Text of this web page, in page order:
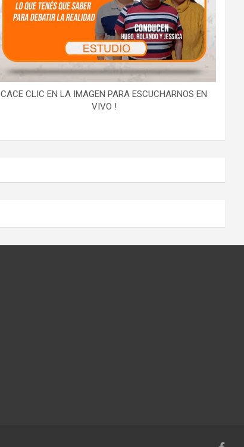
CACE CLIC EN LA IMAGEN PARA ESCUCHARNOS EN
VIVO !